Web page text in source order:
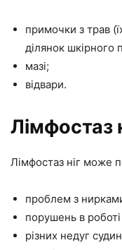
примочки з трав
ділянок шкірного
мазі;
відвари.
Лімфостаз
Лімфостаз ніг може
проблем з
порушень в
різних недуг